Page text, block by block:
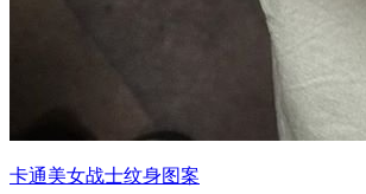
卡通美女战士纹身图案